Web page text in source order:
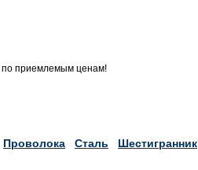
по приемлемым ценам!
Проволока Сталь Шестигранник